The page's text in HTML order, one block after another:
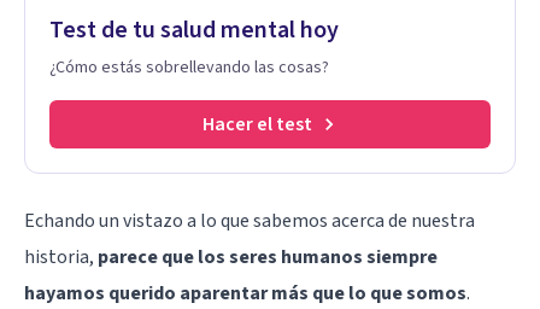
Test de tu salud mental hoy
¿Cómo estás sobrellevando las cosas?
Hacer el test
Echando un vistazo a lo que sabemos acerca de nuestra
historia, parece que los seres humanos siempre
hayamos querido aparentar más que lo que somos.